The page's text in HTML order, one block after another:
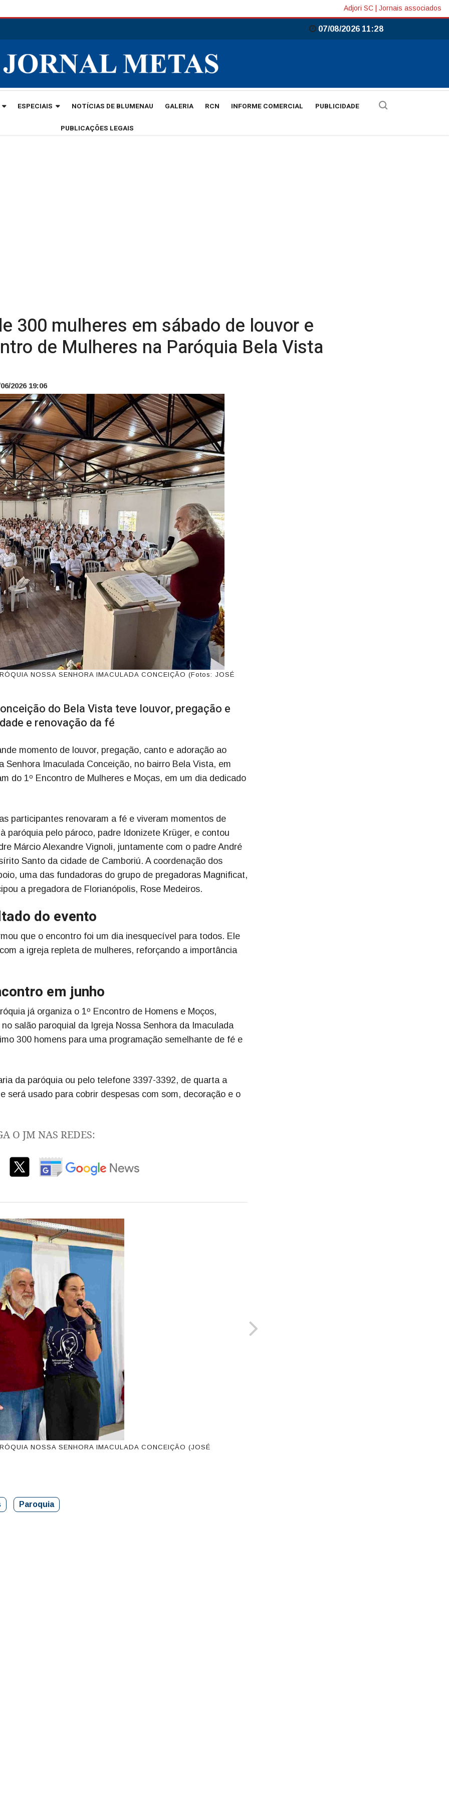
Adjori SC Jornais associados
07/08/2026 11:28
ESPECIAIS NOTÍCIAS DE BLUMENAU GALERIA RCN INFORME COMERCIAL PUBLICIDADE
PUBLICAÇÕES LEGAIS
300 mulheres em sábado de louvor e
de Mulheres na Paróquia Bela Vista
2026 19:06
NOSSA SENHORA IMACULADA CONCEIÇÃO (Fotos: JOSÉ
do Bela Vista teve louvor, pregação e
e renovação da fé
momento de louvor, pregação, canto e adoração ao
Senhora Imaculada Conceição, no bairro Bela Vista, em
do 1º Encontro de Mulheres e Moças, em um dia dedicado
participantes renovaram a fé e viveram momentos de
paróquia pelo pároco, padre Idonizete Krüger, e contou
Márcio Alexandre Vignoli, juntamente com o padre André
Santo da cidade de Camboriú. A coordenação dos
uma das fundadoras do grupo de pregadoras Magnificat,
a pregadora de Florianópolis, Rose Medeiros.
do evento
que o encontro foi um dia inesquecível para todos. Ele
a igreja repleta de mulheres, reforçando a importância
em junho
já organiza o 1º Encontro de Homens e Moços,
salão paroquial da Igreja Nossa Senhora da Imaculada
300 homens para uma programação semelhante de fé e
da paróquia ou pelo telefone 3397-3392, de quarta a
será usado para cobrir despesas com som, decoração e o
O JM NAS REDES:
NOSSA SENHORA IMACULADA CONCEIÇÃO (JOSÉ
Paroquia